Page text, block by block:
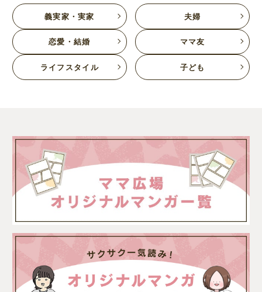
義実家・実家 夫婦
恋愛・結婚 ママ友
ライフスタイル 子ども